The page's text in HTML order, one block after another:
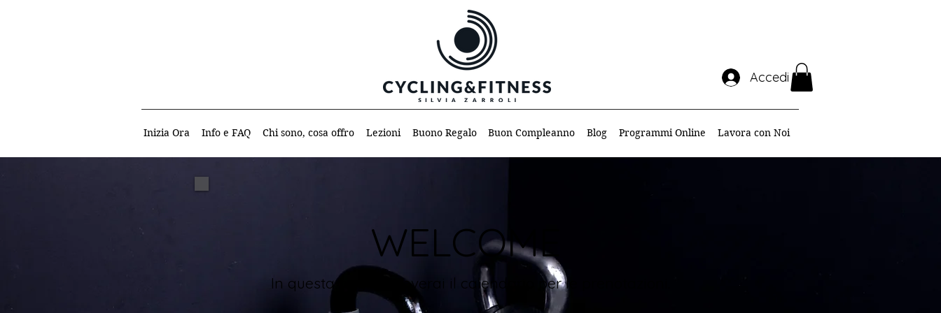
Accedi
Inizia Ora Info e FAQ Chi sono, cosa offro Lezioni Buono Regalo Buon Compleanno Blog Programmi Online Lavora con Noi
WELCOME
In questa pagina troverai il calendario per le prenotazioni.